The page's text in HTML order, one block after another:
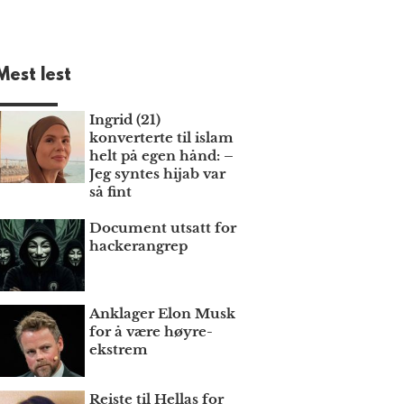
lest
Ingrid (21)
konverterte til islam
helt på egen hånd: –
Jeg syntes hijab var
så fint
Document utsatt for
hackerangrep
Anklager Elon Musk
for å være høyre­
ekstrem
Reiste til Hellas for